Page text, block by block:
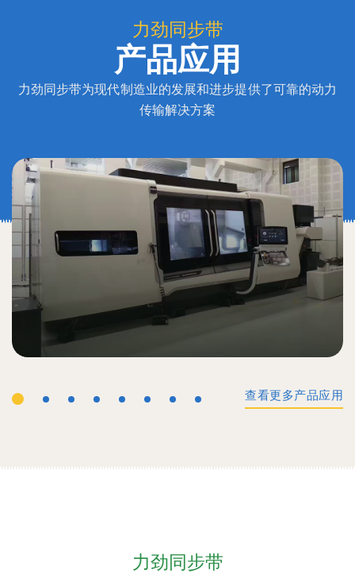
力劲同步带
产品应用
力劲同步带为现代制造业的发展和进步提供了可靠的动力
传输解决方案
查看更多产品应用
力劲同步带